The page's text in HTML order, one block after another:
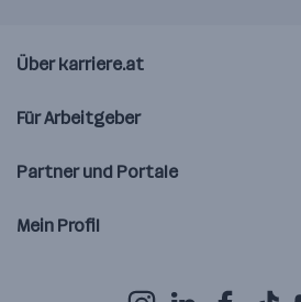
Über karriere.at
Für Arbeitgeber
Partner und Portale
Mein Profil